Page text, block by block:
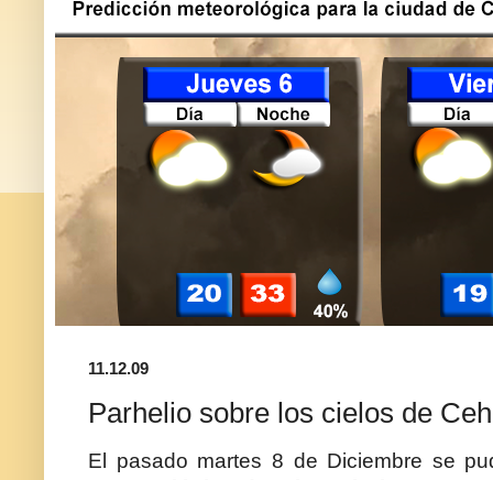
11.12.09
Parhelio sobre los cielos de
El pasado martes 8 de Diciembre se